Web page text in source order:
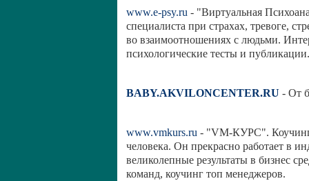
www.e-psy.ru - "Виртуальная
специалиста при страхах, тревоге,
во взаимоотношениях с людьми.
психологические тесты и публикации.
BABY.AKVILONCENTER.RU - От
www.vmkurs.ru - "VM-КУРС". Коучинг
человека. Он прекрасно работает в
великолепные результаты в бизнес
команд, коучинг топ менеджеров.